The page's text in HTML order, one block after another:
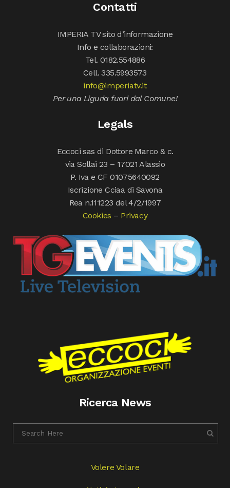
Contatti
IMPERIA TV sito d’informazione
Info e collaborazioni:
Tel. 0182.554886
Cell. 335.5993573
info@imperiatv.it
Per una Liguria fuori dal Comune!
Legals
Eccoci sas di Dottore Marco & c.
via Sollai 23 – 17021 Alassio
P. Iva e CF 01075640092
Iscrizione Cciaa di Savona
Rea n.111223 del 4/2/1997
Cookies – Privacy
Ricerca News
Volere Volare